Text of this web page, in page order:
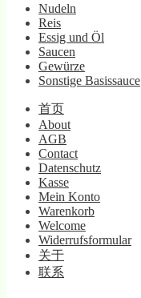
Nudeln
Reis
Essig und Öl
Saucen
Gewürze
Sonstige Basissauce
首页
About
AGB
Contact
Datenschutz
Kasse
Mein Konto
Warenkorb
Welcome
Widerrufsformular
关于
联系